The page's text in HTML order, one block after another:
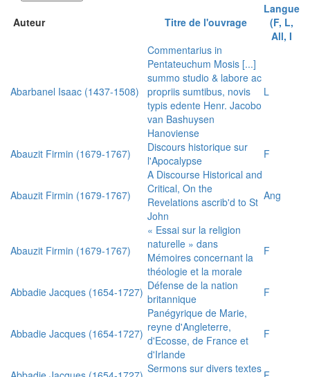
Auteur Titre de l'ouvrage
Langue
(F, L,
All, I
Abarbanel Isaac (1437-1508)
Commentarius in
Pentateuchum Mosis [...]
summo studio & labore ac
propriis sumtibus, novis
typis edente Henr. Jacobo
van Bashuysen
Hanoviense
L
Abauzit Firmin (1679-1767)
Discours historique sur
l'Apocalypse
F
Abauzit Firmin (1679-1767)
A Discourse Historical and
Critical, On the
Revelations ascrib'd to St
John
Ang
Abauzit Firmin (1679-1767)
« Essai sur la religion
naturelle » dans
Mémoires concernant la
théologie et la morale
F
Abbadie Jacques (1654-1727) Défense de la nation
britannique
F
Abbadie Jacques (1654-1727)
Panégyrique de Marie,
reyne d'Angleterre,
d'Ecosse, de France et
d'Irlande
F
Sermons sur divers textes